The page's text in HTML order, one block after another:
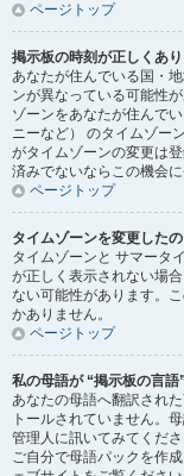
ページトップ
掲示板の時刻が正しくあり
あなたが住んでいる国・
ンが異なっている可能性
ゾーンをあなたが住んで
ニーなど） のタイムゾー
がタイムゾーンの変更は
済みでないならこの機会
ページトップ
タイムゾーンを変更した
タイムゾーンと サマータ
が正しく表示されない場
ない可能性があります。
かありません。
ページトップ
私の母語が “掲示板の言語
あなたの母語へ翻訳され
トールされていません。
管理人に訊いてみてくだ
ご自分で母語パックを作